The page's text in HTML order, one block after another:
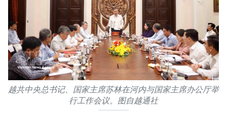
越共中央总书记、国家主席苏林在河内与国家主席办公厅举
行工作会议。图自越通社